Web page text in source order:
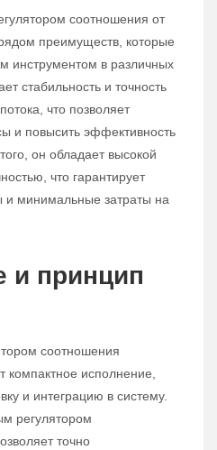
соотношения от
преимуществ, которые
инструментом в различных
стабильность и точность
что позволяет
и повысить эффективность
он обладает высокой
что гарантирует
и минимальные затраты на
и принцип
соотношения
исполнение,
и интеграцию в систему.
регулятором
точно